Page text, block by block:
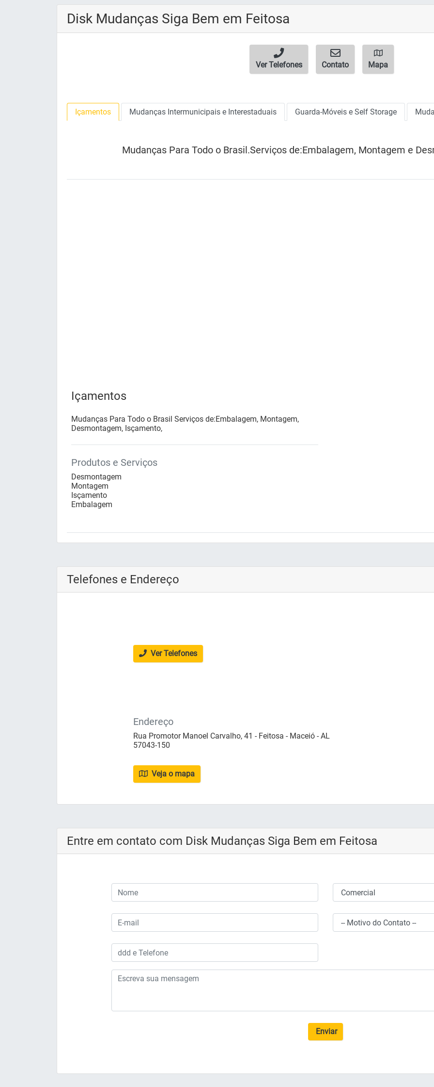
Disk Mudanças Siga Bem em Feitosa
Ver Telefones Contato Mapa
Içamentos Mudanças Intermunicipais e Interestaduais Guarda-Móveis e Self Storage
Mudanças Para Todo o Brasil.Serviços de:Embalagem, Montagem e
Içamentos
Mudanças Para Todo o Brasil Serviços de:Embalagem, Montagem,
Desmontagem, Isçamento,
Produtos e Serviços
Desmontagem
Montagem
Isçamento
Embalagem
Telefones e Endereço
Ver Telefones
Endereço
Rua Promotor Manoel Carvalho, 41 - Feitosa - Maceió - AL
57043-150
Veja o mapa
Entre em contato com Disk Mudanças Siga Bem em Feitosa
Enviar